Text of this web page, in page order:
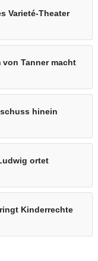
Varieté-Theater
von Tanner macht
hinein
ortet
Kinderrechte